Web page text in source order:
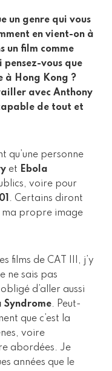
un genre qui vous
en vient-on à
un film comme
pensez-vous que
à Hong Kong ?
avec Anthony
de tout et
qu’une personne
et Ebola
voire pour
. Certains diront
ma propre image
films de CAT III, j’y
ne sais pas
d’aller aussi
Syndrome. Peut-
que c’est la
voire
abordées. Je
années que le